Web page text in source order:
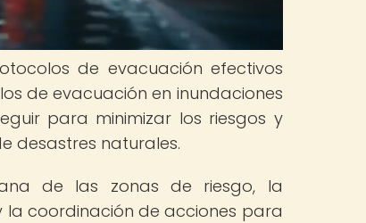
de evacuación efectivos
de evacuación en inundaciones
para minimizar los riesgos y
desastres naturales.
de las zonas de riesgo, la
coordinación de acciones para